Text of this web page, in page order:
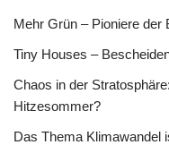
Mehr Grün – Pioniere der
Tiny Houses –
Chaos in der
Hitzesommer?
Das Thema Klimawandel